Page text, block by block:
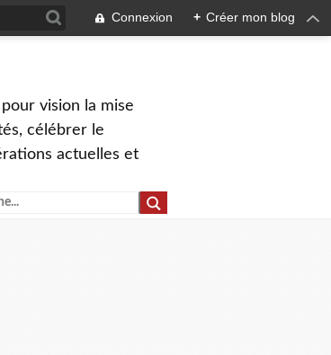
Connexion + Créer mon blog
vision la mise
célébrer le
actuelles et